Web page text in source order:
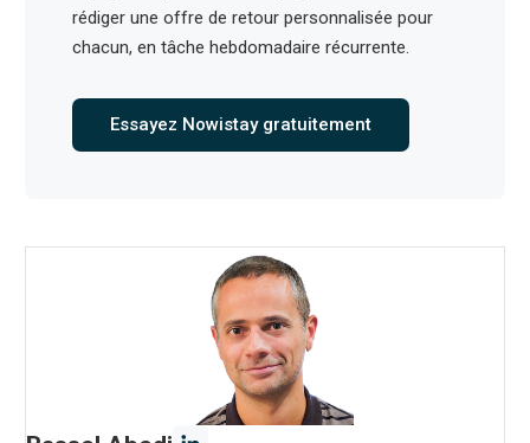
rédiger une offre de retour personnalisée pour
chacun, en tâche hebdomadaire récurrente.
Essayez Nowistay gratuitement